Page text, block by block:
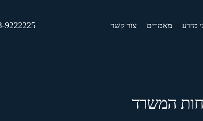
מידע מאמרים צור קשר 9222225
המשרד